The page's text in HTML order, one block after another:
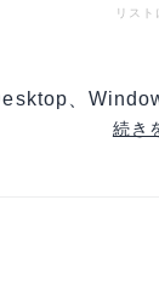
リスト
、
続き